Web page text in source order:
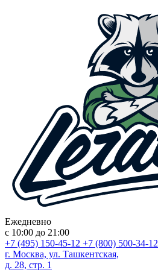
Ежедневно
с 10:00 до 21:00
+7 (495) 150-45-12 +7 (800) 500-34-12
г. Москва, ул. Ташкентская,
д. 28, стр. 1